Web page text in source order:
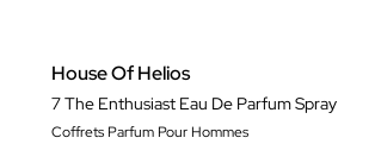
House Of Helios
7 The Enthusiast Eau De Parfum Spray
Coffrets Parfum Pour Hommes